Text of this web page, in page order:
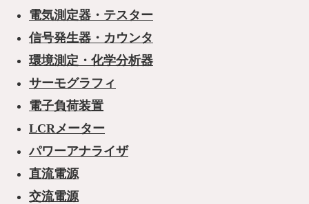
電気測定器・テスター
信号発生器・カウンタ
環境測定・化学分析器
サーモグラフィ
電子負荷装置
LCRメーター
パワーアナライザ
直流電源
交流電源